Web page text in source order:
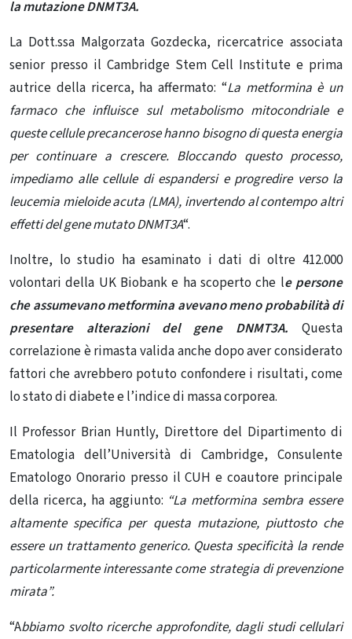
la mutazione DNMT3A.
La Dott.ssa Malgorzata Gozdecka, ricercatrice associata
senior presso il Cambridge Stem Cell Institute e prima
autrice della ricerca, ha affermato: “La metformina è un
farmaco che influisce sul metabolismo mitocondriale e
queste cellule precancerose hanno bisogno di questa energia
per continuare a crescere. Bloccando questo processo,
impediamo alle cellule di espandersi e progredire verso la
leucemia mieloide acuta (LMA), invertendo al contempo altri
effetti del gene mutato DNMT3A“.
Inoltre, lo studio ha esaminato i dati di oltre 412.000
volontari della UK Biobank e ha scoperto che le persone
che assumevano metformina avevano meno probabilità di
presentare alterazioni del gene DNMT3A. Questa
correlazione è rimasta valida anche dopo aver considerato
fattori che avrebbero potuto confondere i risultati, come
lo stato di diabete e l’indice di massa corporea.
Il Professor Brian Huntly, Direttore del Dipartimento di
Ematologia dell’Università di Cambridge, Consulente
Ematologo Onorario presso il CUH e coautore principale
della ricerca, ha aggiunto: “La metformina sembra essere
altamente specifica per questa mutazione, piuttosto che
essere un trattamento generico. Questa specificità la rende
particolarmente interessante come strategia di prevenzione
mirata”.
“Abbiamo svolto ricerche approfondite, dagli studi cellulari